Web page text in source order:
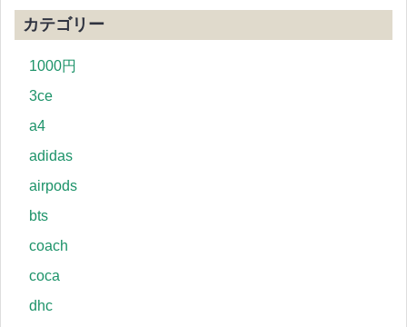
カテゴリー
1000円
3ce
a4
adidas
airpods
bts
coach
coca
dhc